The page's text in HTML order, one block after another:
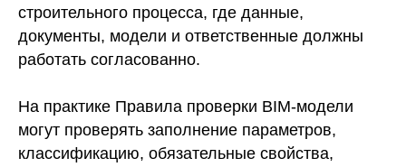
строительного процесса, где данные,
документы, модели и ответственные должны
работать согласованно.
На практике Правила проверки BIM-модели
могут проверять заполнение параметров,
классификацию, обязательные свойства,